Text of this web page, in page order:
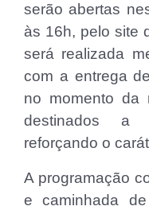
serão abertas
às 16h, pelo site
será realizada
com a entrega
no momento da
destinados a
reforçando o
A programação
e caminhada